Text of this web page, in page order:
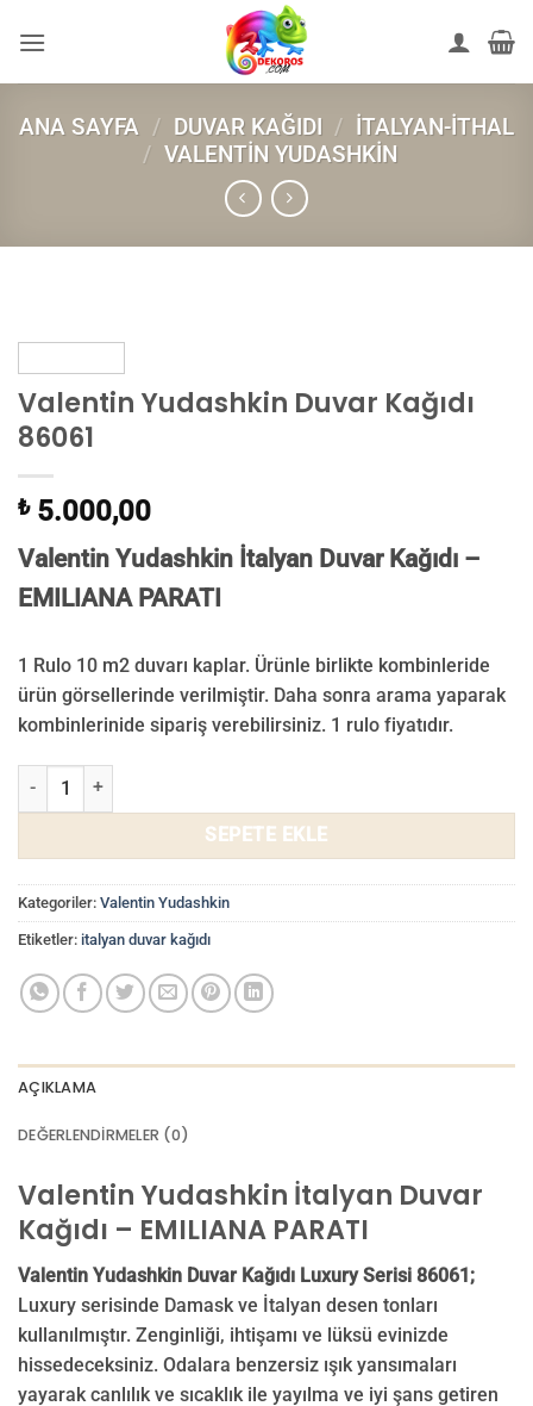
atla
ANA SAYFA / DUVAR KAĞIDI / İTALYAN-İTHAL
/ VALENTIN YUDASHKIN
Valentin Yudashkin Duvar Kağıdı
86061
₺5.000,00
Valentin Yudashkin İtalyan Duvar Kağıdı –
EMILIANA PARATI
1 Rulo 10 m2 duvarı kaplar. Ürünle birlikte kombinleride
ürün görsellerinde verilmiştir. Daha sonra arama yaparak
kombinlerinide sipariş verebilirsiniz. 1 rulo fiyatıdır.
Valentin Yudashkin Duvar Kağıdı 86061 adet
SEPETE EKLE
Kategoriler: Valentin Yudashkin
Etiketler: italyan duvar kağıdı
AÇIKLAMA
DEĞERLENDIRMELER (0)
Valentin Yudashkin İtalyan Duvar
Kağıdı – EMILIANA PARATI
Valentin Yudashkin Duvar Kağıdı Luxury Serisi 86061;
Luxury serisinde Damask ve İtalyan desen tonları
kullanılmıştır. Zenginliği, ihtişamı ve lüksü evinizde
hissedeceksiniz. Odalara benzersiz ışık yansımaları
yayarak canlılık ve sıcaklık ile yayılma ve iyi şans getiren